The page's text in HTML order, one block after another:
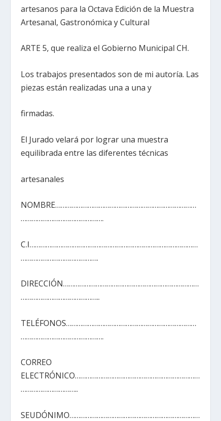
artesanos para la Octava Edición de la Muestra
Artesanal, Gastronómica y Cultural
ARTE 5, que realiza el Gobierno Municipal CH.
Los trabajos presentados son de mi autoría. Las
piezas están realizadas una a una y
firmadas.
El Jurado velará por lograr una muestra
equilibrada entre las diferentes técnicas
artesanales
NOMBRE……………………………………………………………………
……………………………………….
C.I…………………………………………………………………………………
…………………………………….
DIRECCIÓN…………………………………………………………………
……………………………………..
TELÉFONOS………………………………………………………………
……………………………………….
CORREO
ELECTRÓNICO……………………………………………………………
…………………………..
SEUDÓNIMO………………………………………………………………